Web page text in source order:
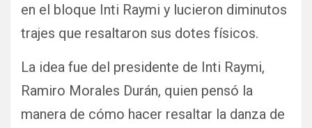
en el bloque Inti Raymi y lucieron diminutos
trajes que resaltaron sus dotes físicos.
La idea fue del presidente de Inti Raymi,
Ramiro Morales Durán, quien pensó la
manera de cómo hacer resaltar la danza de